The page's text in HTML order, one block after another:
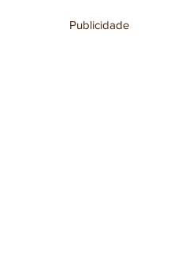
Publicidade